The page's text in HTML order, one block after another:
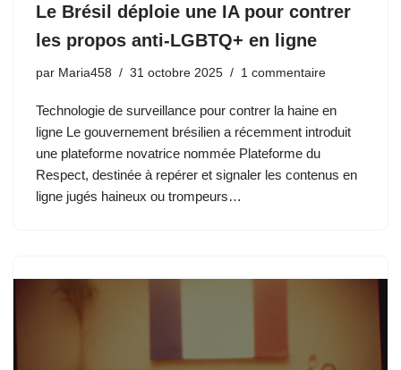
Le Brésil déploie une IA pour contrer
les propos anti-LGBTQ+ en ligne
par Maria458 31 octobre 2025 1 commentaire
Technologie de surveillance pour contrer la haine en
ligne Le gouvernement brésilien a récemment introduit
une plateforme novatrice nommée Plateforme du
Respect, destinée à repérer et signaler les contenus en
ligne jugés haineux ou trompeurs…